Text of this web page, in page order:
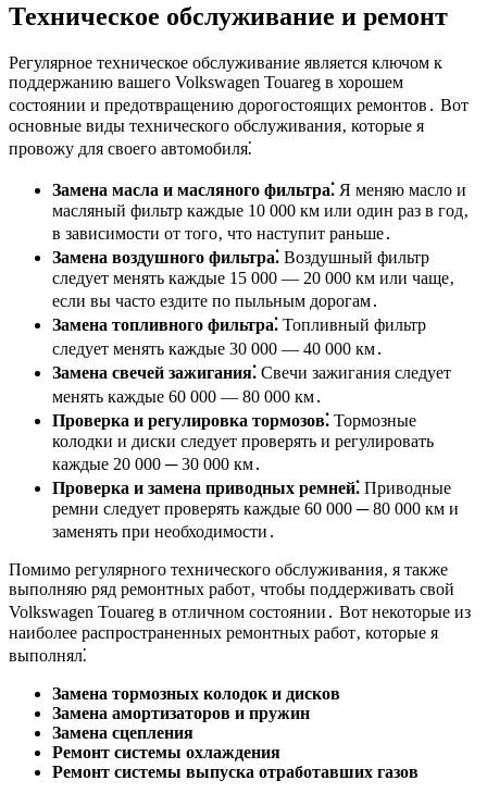
Техническое обслуживание и ремонт
Регулярное техническое обслуживание является ключом к
поддержанию вашего Volkswagen Touareg в хорошем
состоянии и предотвращению дорогостоящих ремонтов․ Вот
основные виды технического обслуживания‚ которые я
провожу для своего автомобиля⁚
Замена масла и масляного фильтра⁚ Я меняю масло и
масляный фильтр каждые 10 000 км или один раз в год‚
в зависимости от того‚ что наступит раньше․
Замена воздушного фильтра⁚ Воздушный фильтр
следует менять каждые 15 000 ― 20 000 км или чаще‚
если вы часто ездите по пыльным дорогам․
Замена топливного фильтра⁚ Топливный фильтр
следует менять каждые 30 000 ― 40 000 км․
Замена свечей зажигания⁚ Свечи зажигания следует
менять каждые 60 000 ― 80 000 км․
Проверка и регулировка тормозов⁚ Тормозные
колодки и диски следует проверять и регулировать
каждые 20 000 ─ 30 000 км․
Проверка и замена приводных ремней⁚ Приводные
ремни следует проверять каждые 60 000 ─ 80 000 км и
заменять при необходимости․
Помимо регулярного технического обслуживания‚ я также
выполняю ряд ремонтных работ‚ чтобы поддерживать свой
Volkswagen Touareg в отличном состоянии․ Вот некоторые из
наиболее распространенных ремонтных работ‚ которые я
выполнял⁚
Замена тормозных колодок и дисков
Замена амортизаторов и пружин
Замена сцепления
Ремонт системы охлаждения
Ремонт системы выпуска отработавших газов